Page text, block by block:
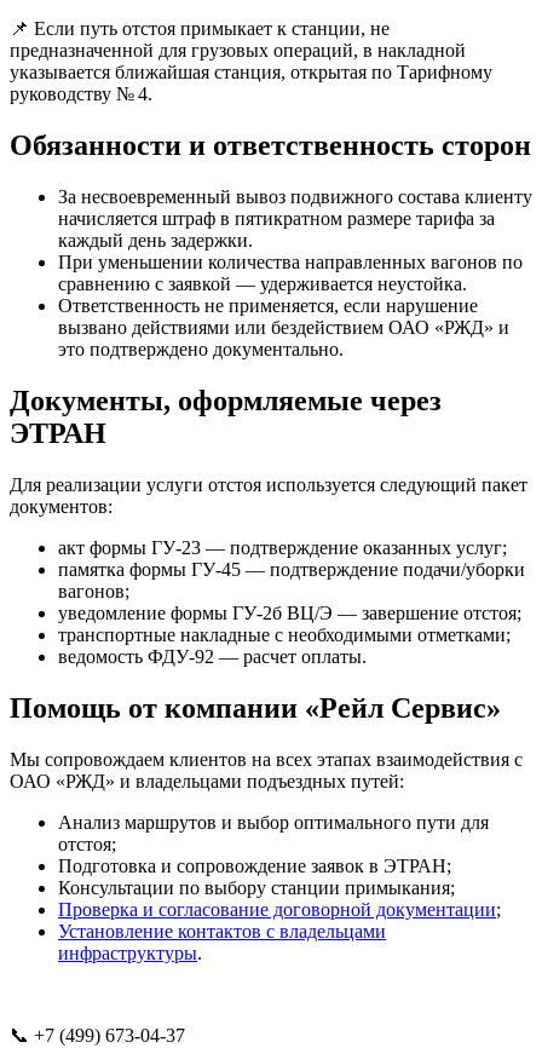
📌 Если путь отстоя примыкает к станции, не
предназначенной для грузовых операций, в накладной
указывается ближайшая станция, открытая по Тарифному
руководству № 4.
Обязанности и ответственность сторон
За несвоевременный вывоз подвижного состава клиенту
начисляется штраф в пятикратном размере тарифа за
каждый день задержки.
При уменьшении количества направленных вагонов по
сравнению с заявкой — удерживается неустойка.
Ответственность не применяется, если нарушение
вызвано действиями или бездействием ОАО «РЖД» и
это подтверждено документально.
Документы, оформляемые через
ЭТРАН
Для реализации услуги отстоя используется следующий пакет
документов:
акт формы ГУ-23 — подтверждение оказанных услуг;
памятка формы ГУ-45 — подтверждение подачи/уборки
вагонов;
уведомление формы ГУ-2б ВЦ/Э — завершение отстоя;
транспортные накладные с необходимыми отметками;
ведомость ФДУ-92 — расчет оплаты.
Помощь от компании «Рейл Сервис»
Мы сопровождаем клиентов на всех этапах взаимодействия с
ОАО «РЖД» и владельцами подъездных путей:
Анализ маршрутов и выбор оптимального пути для
отстоя;
Подготовка и сопровождение заявок в ЭТРАН;
Консультации по выбору станции примыкания;
Проверка и согласование договорной документации;
Установление контактов с владельцами
инфраструктуры.
📞 +7 (499) 673-04-37